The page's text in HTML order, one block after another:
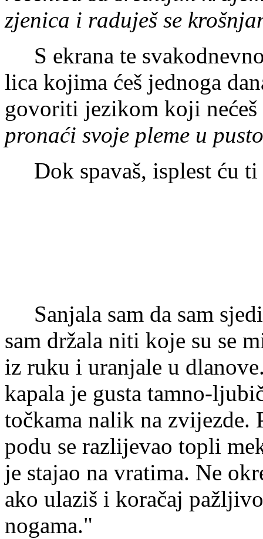
zjenica i raduješ se
S ekrana te
lica kojima ćeš jednoga
govoriti jezikom koji
pronaći svoje pleme u
Dok spavaš, isplest ću
Sanjala sam da sam
sam držala niti koje su se
iz ruku i uranjale u
kapala je gusta tamno-
točkama nalik na zvijezde.
podu se razlijevao topli
je stajao na vratima. Ne
ako ulaziš i koračaj
nogama."